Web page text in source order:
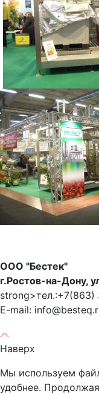
ООО "Бестек"
г.Ростов-на-Дону,
E-mail:
Наверх
Мы используем
удобнее.